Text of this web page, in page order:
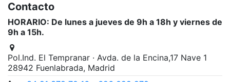
Contacto
HORARIO: De lunes a jueves de 9h a 18h y viernes de
9h a 15h.
Pol.Ind. El Tempranar · Avda. de la Encina,17 Nave 1
28942 Fuenlabrada, Madrid